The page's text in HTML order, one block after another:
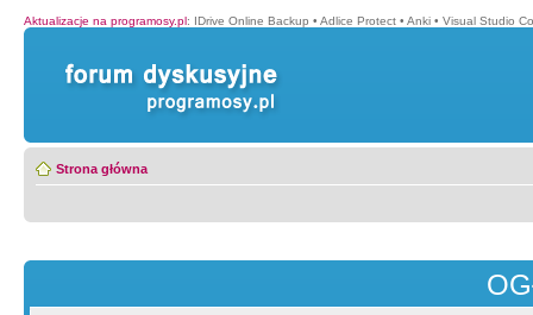
Aktualizacje na programosy.pl: IDrive Online Backup • Adlice Protect • Anki • Visual Studio
Strona główna